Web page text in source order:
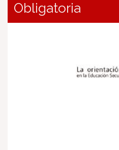
Obligatoria